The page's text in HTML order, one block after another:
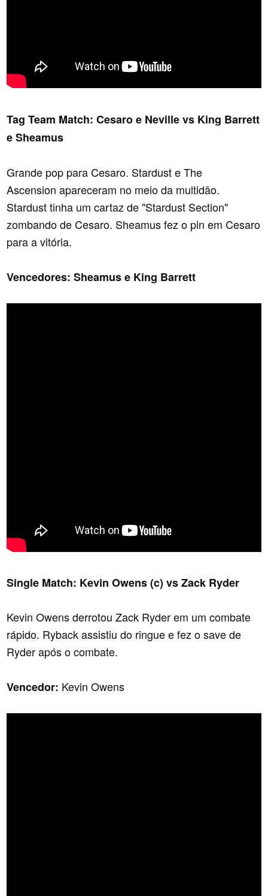
Tag Team Match: Cesaro e Neville vs King Barrett
e Sheamus
Grande pop para Cesaro. Stardust e The
Ascension apareceram no meio da multidão.
Stardust tinha um cartaz de "Stardust Section"
zombando de Cesaro. Sheamus fez o pin em Cesaro
para a vitória.
Vencedores: Sheamus e King Barrett
Single Match: Kevin Owens (c) vs Zack Ryder
Kevin Owens derrotou Zack Ryder em um combate
rápido. Ryback assistiu do ringue e fez o save de
Ryder após o combate.
Vencedor: Kevin Owens